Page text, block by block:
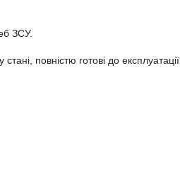
ЗСУ.
повністю готові до експлуатації.